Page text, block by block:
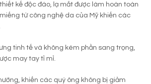
kế độc đáo, lạ mắt được làm hoàn toàn
từ công nghệ da của Mỹ khiến các
tinh tế và không kém phần sang trọng,
may tay tỉ mỉ.
khiến các quý ông không bị giảm